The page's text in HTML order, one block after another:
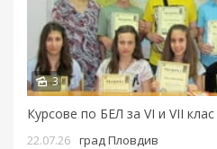
3
Курсове по БЕЛ за VI и VII клас
22.07.26 град Пловдив